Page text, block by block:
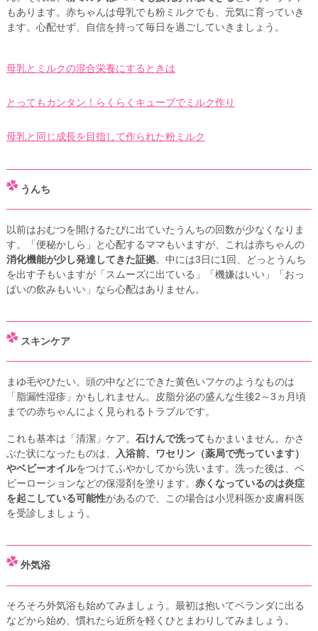
もあります。赤ちゃんは母乳でも粉ミルクでも、元気に育っていき
ます。心配せず、自信を持って毎日を過ごしていきましょう。
母乳とミルクの混合栄養にするときは
とってもカンタン！らくらくキューブでミルク作り
母乳と同じ成長を目指して作られた粉ミルク
うんち
以前はおむつを開けるたびに出ていたうんちの回数が少なくなりま
す。「便秘かしら」と心配するママもいますが、これは赤ちゃんの
消化機能が少し発達してきた証拠。中には3日に1回、どっとうんち
を出す子もいますが「スムーズに出ている」「機嫌はいい」「おっ
ぱいの飲みもいい」なら心配はありません。
スキンケア
まゆ毛やひたい、頭の中などにできた黄色いフケのようなものは
「脂漏性湿疹」かもしれません。皮脂分泌の盛んな生後2～3ヵ月頃
までの赤ちゃんによく見られるトラブルです。
これも基本は「清潔」ケア。 石けんで洗ってもかまいません。かさ
ぶた状になったものは、
入浴前、ワセリン（薬局で売っています）
やベビーオイルをつけてふやかしてから洗います。洗った後は、ベ
ビーローションなどの保湿剤を塗ります。 赤くなっているのは炎症
を起こしている可能性があるので、この場合は小児科医か皮膚科医
を受診しましょう。
外気浴
そろそろ外気浴も始めてみましょう。最初は抱いてベランダに出る
などから始め、慣れたら近所を軽くひとまわりしてみましょう。